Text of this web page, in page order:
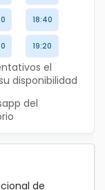
18:40
19:20
el
disponibilidad
del
de